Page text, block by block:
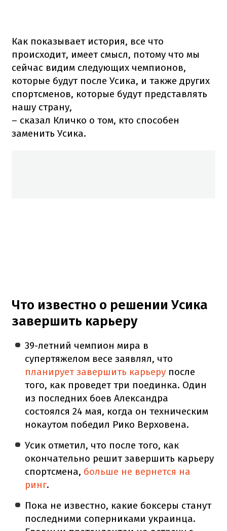
Как показывает история, все что
происходит, имеет смысл, потому что мы
сейчас видим следующих чемпионов,
которые будут после Усика, и также других
спортсменов, которые будут представлять
нашу страну,
– сказал Кличко о том, кто способен
заменить Усика.
Что известно о решении Усика
завершить карьеру
39-летний чемпион мира в
супертяжелом весе заявлял, что
планирует завершить карьеру после
того, как проведет три поединка. Один
из последних боев Александра
состоялся 24 мая, когда он техническим
нокаутом победил Рико Верховена.
Усик отметил, что после того, как
окончательно решит завершить карьеру
спортсмена, больше не вернется на
ринг.
Пока не известно, какие боксеры станут
последними соперниками украинца.